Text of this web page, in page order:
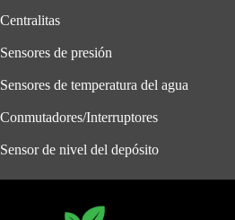
Centralitas
Sensores de presión
Sensores de temperatura del agua
Conmutadores/Interruptores
Sensor de nivel del depósito